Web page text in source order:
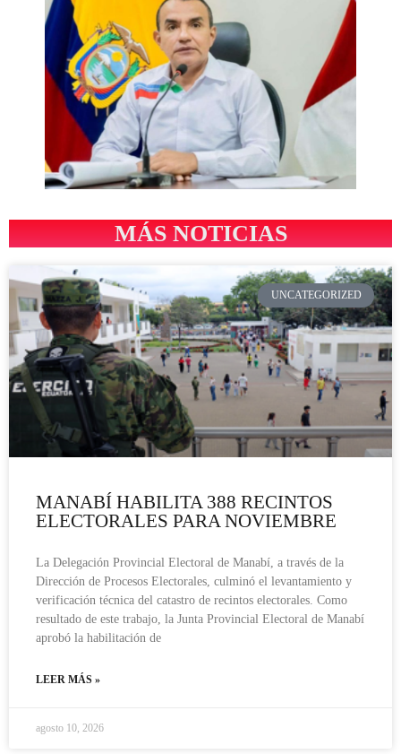
MÁS NOTICIAS
UNCATEGORIZED
MANABÍ HABILITA 388 RECINTOS
ELECTORALES PARA NOVIEMBRE
La Delegación Provincial Electoral de Manabí, a través de la
Dirección de Procesos Electorales, culminó el levantamiento y
verificación técnica del catastro de recintos electorales. Como
resultado de este trabajo, la Junta Provincial Electoral de Manabí
aprobó la habilitación de
LEER MÁS »
agosto 10, 2026